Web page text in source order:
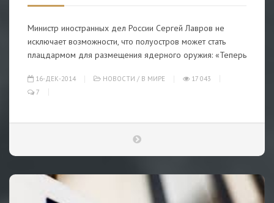
Министр иностранных дел России Сергей Лавров не
исключает возможности, что полуостров может стать
плацдармом для размещения ядерного оружия: «Теперь
16-ДЕК-2014 НОВОСТИ / В МИРЕ
17 043
7